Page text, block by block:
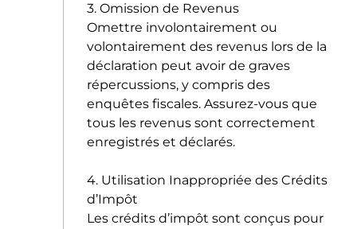
3. Omission de Revenus
Omettre involontairement ou
volontairement des revenus lors de la
déclaration peut avoir de graves
répercussions, y compris des
enquêtes fiscales. Assurez-vous que
tous les revenus sont correctement
enregistrés et déclarés.
4. Utilisation Inappropriée des Crédits
d’Impôt
Les crédits d’impôt sont conçus pour